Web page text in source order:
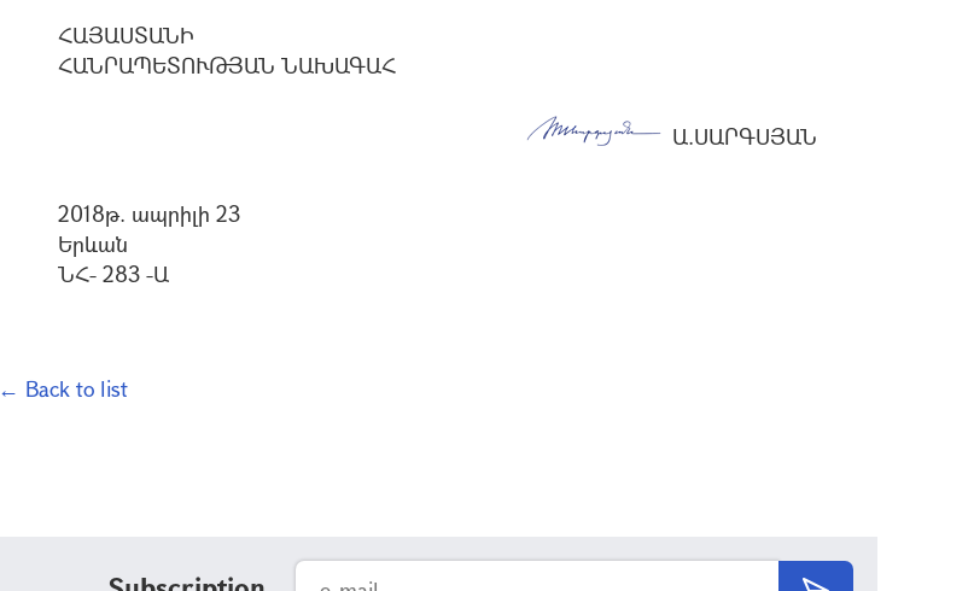
ՀԱՅԱՍՏԱՆԻ
ՀԱՆՐԱՊԵՏՈՒԹՅԱՆ ՆԱԽԱԳԱՀ
Ա.ՍԱՐԳՍՅԱՆ
2018թ. ապրիլի 23
Երևան
ՆՀ- 283 -Ա
← Back to list